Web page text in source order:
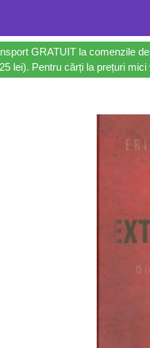
GRATUIT la comenzile
lei). Pentru cărți la prețuri